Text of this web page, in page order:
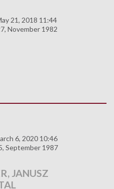
21, 2018 11:44
November 1982
6, 2020 10:46
September 1987
JANUSZ